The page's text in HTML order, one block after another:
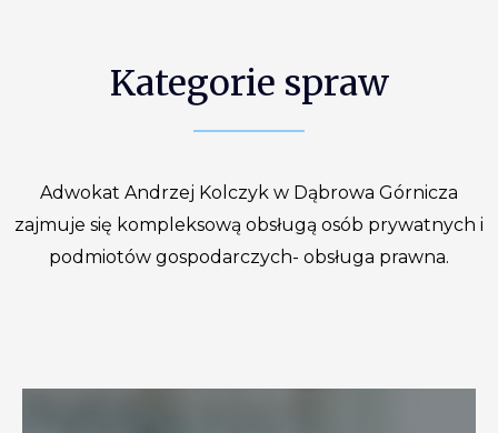
Kategorie spraw
Adwokat Andrzej Kolczyk w Dąbrowa Górnicza
zajmuje się kompleksową obsługą osób prywatnych i
podmiotów gospodarczych- obsługa prawna.